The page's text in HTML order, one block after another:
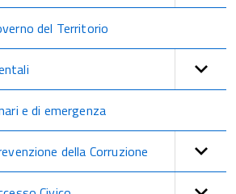
del Territorio
e di emergenza
della Corruzione